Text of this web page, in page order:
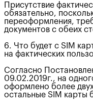
Присутствие
обязательно,
переоформления,
документов с обеих
6. Что будет с SIM
на фактических
Согласно
09.02.2019г., на
оформлено более
остальные SIM карты